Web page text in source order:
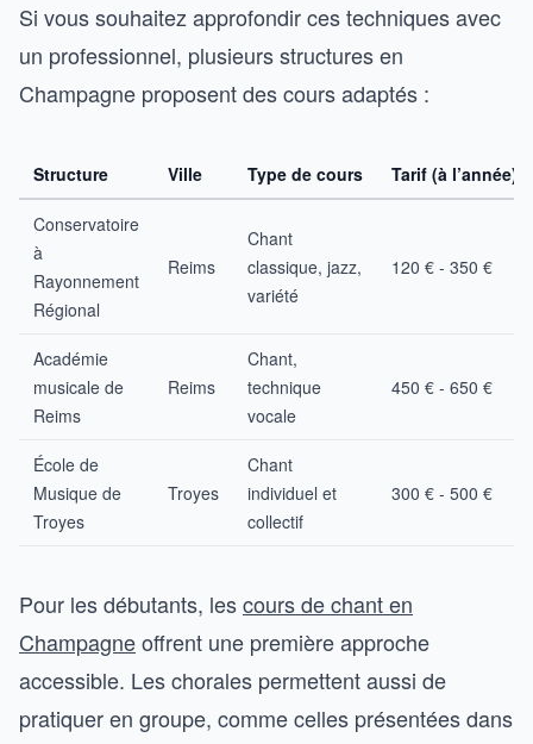
Si vous souhaitez approfondir ces techniques avec
un professionnel, plusieurs structures en
Champagne proposent des cours adaptés :
Structure Ville Type de cours Tarif (à l’année)
Conservatoire
à
Rayonnement
Régional
Reims
Chant
classique, jazz,
variété
120 € - 350 €
Académie
musicale de
Reims
Reims
Chant,
technique
vocale
450 € - 650 €
École de
Musique de
Troyes
Troyes
Chant
individuel et
collectif
300 € - 500 €
Pour les débutants, lescours de chant en
Champagneoffrent une première approche
accessible. Les chorales permettent aussi de
pratiquer en groupe, comme celles présentées dans